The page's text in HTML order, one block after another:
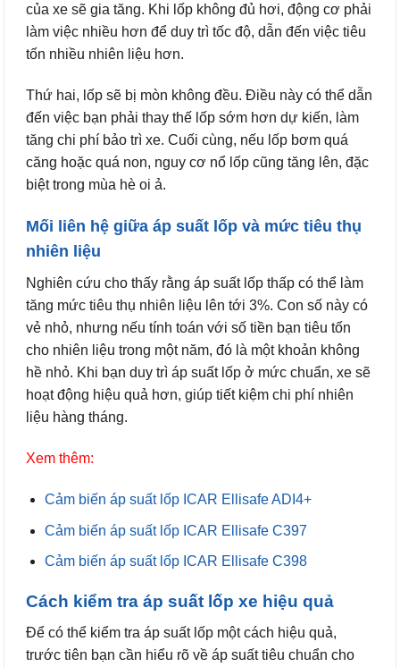
của xe sẽ gia tăng. Khi lốp không đủ hơi, động cơ phải
làm việc nhiều hơn để duy trì tốc độ, dẫn đến việc tiêu
tốn nhiều nhiên liệu hơn.
Thứ hai, lốp sẽ bị mòn không đều. Điều này có thể dẫn
đến việc bạn phải thay thế lốp sớm hơn dự kiến, làm
tăng chi phí bảo trì xe. Cuối cùng, nếu lốp bơm quá
căng hoặc quá non, nguy cơ nổ lốp cũng tăng lên, đặc
biệt trong mùa hè oi ả.
Mối liên hệ giữa áp suất lốp và mức tiêu thụ
nhiên liệu
Nghiên cứu cho thấy rằng áp suất lốp thấp có thể làm
tăng mức tiêu thụ nhiên liệu lên tới 3%. Con số này có
vẻ nhỏ, nhưng nếu tính toán với số tiền bạn tiêu tốn
cho nhiên liệu trong một năm, đó là một khoản không
hề nhỏ. Khi bạn duy trì áp suất lốp ở mức chuẩn, xe sẽ
hoạt động hiệu quả hơn, giúp tiết kiệm chi phí nhiên
liệu hàng tháng.
Xem thêm:
Cảm biến áp suất lốp ICAR Ellisafe ADI4+
Cảm biến áp suất lốp ICAR Ellisafe C397
Cảm biến áp suất lốp ICAR Ellisafe C398
Cách kiểm tra áp suất lốp xe hiệu quả
Để có thể kiểm tra áp suất lốp một cách hiệu quả,
trước tiên bạn cần hiểu rõ về áp suất tiêu chuẩn cho